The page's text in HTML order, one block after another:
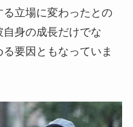
立場に変わったとの
身の成長だけでな
要因ともなっていま